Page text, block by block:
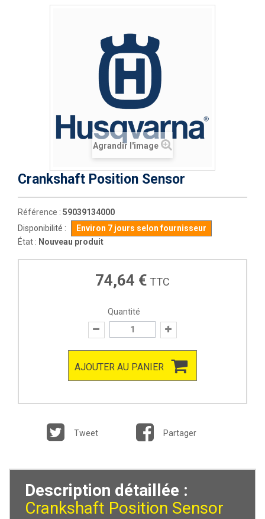
Agrandir l'image
Crankshaft Position Sensor
Référence : 59039134000
Disponibilité :
Environ 7 jours selon fournisseur
État : Nouveau produit
74,64 € TTC
Quantité
AJOUTER AU PANIER
Tweet Partager
Description détaillée :
Crankshaft Position Sensor